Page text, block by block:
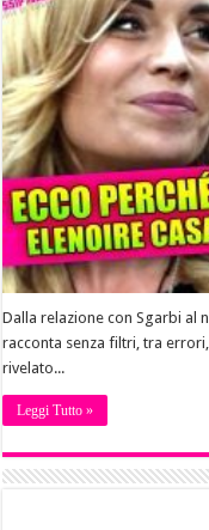
Dalla relazione con Sgarbi al
racconta senza filtri, tra
rivelato...
Leggi Tutto »